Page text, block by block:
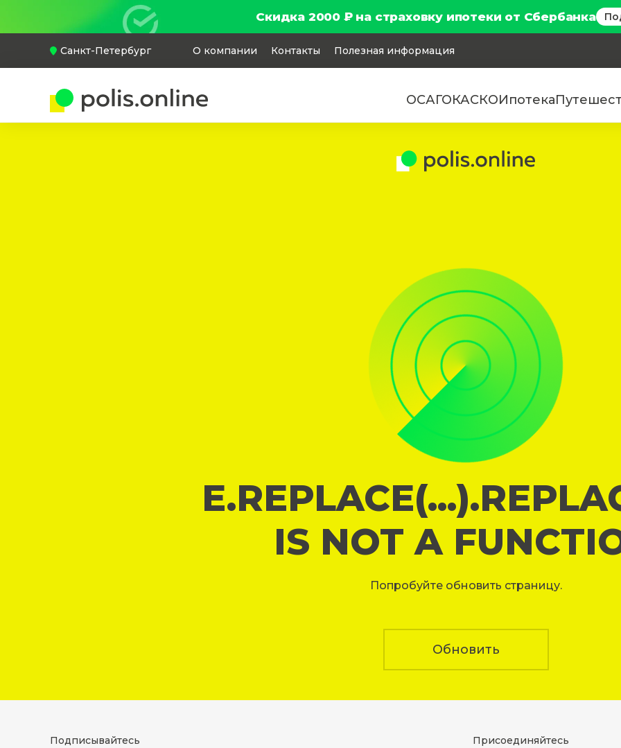
Скидка 2000 ₽ на страховку ипотеки от Сбербанка
Санкт-Петербург О компании Контакты Полезная информация
ОСАГОКАСКОИпотека
IS NOT A
Попробуйте обновить страницу.
Обновить
Подписывайтесь
Присоединяйтесь